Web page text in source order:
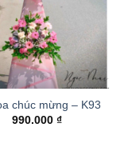
chúc mừng – K93
990.000 ₫